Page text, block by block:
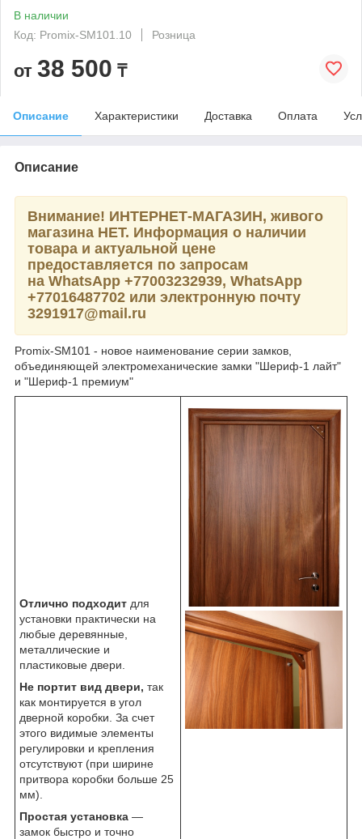
В наличии
Код: Promix-SM101.10
Розница
от 38 500 ₸
Описание Характеристики Доставка Оплата
Описание
Внимание! ИНТЕРНЕТ-МАГАЗИН, живого
магазина НЕТ. Информация о наличии
товара и актуальной цене
предоставляется по запросам
на WhatsApp +77003232939, WhatsApp
+77016487702 или электронную почту
3291917@mail.ru
Promix-SM101 - новое наименование серии замков,
объединяющей электромеханические замки "Шериф-1 лайт"
и "Шериф-1 премиум"
Отлично подходит для
установки практически на
любые деревянные,
металлические и
пластиковые двери.
Не портит вид двери, так
как монтируется в угол
дверной коробки. За счет
этого видимые элементы
регулировки и крепления
отсутствуют (при ширине
притвора коробки больше 25
мм).
Простая установка —
замок быстро и точно